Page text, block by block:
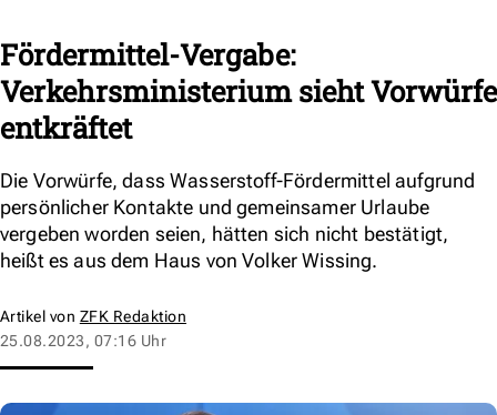
Fördermittel-Vergabe:
Verkehrsministerium sieht Vorwürfe
entkräftet
Die Vorwürfe, dass Wasserstoff-Fördermittel aufgrund
persönlicher Kontakte und gemeinsamer Urlaube
vergeben worden seien, hätten sich nicht bestätigt,
heißt es aus dem Haus von Volker Wissing.
Artikel von ZFK Redaktion
25.08.2023, 07:16 Uhr